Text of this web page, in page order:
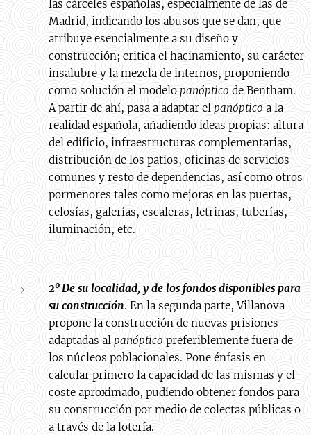
las cárceles españolas, especialmente de las de
Madrid, indicando los abusos que se dan, que
atribuye esencialmente a su diseño y
construcción; critica el hacinamiento, su carácter
insalubre y la mezcla de internos, proponiendo
como solución el modelo panóptico de Bentham.
A partir de ahí, pasa a adaptar el panóptico a la
realidad española, añadiendo ideas propias: altura
del edificio, infraestructuras complementarias,
distribución de los patios, oficinas de servicios
comunes y resto de dependencias, así como otros
pormenores tales como mejoras en las puertas,
celosías, galerías, escaleras, letrinas, tuberías,
iluminación, etc.
2º De su localidad, y de los fondos disponibles para
su construcción. En la segunda parte, Villanova
propone la construcción de nuevas prisiones
adaptadas al panóptico preferiblemente fuera de
los núcleos poblacionales. Pone énfasis en
calcular primero la capacidad de las mismas y el
coste aproximado, pudiendo obtener fondos para
su construcción por medio de colectas públicas o
a través de la lotería.